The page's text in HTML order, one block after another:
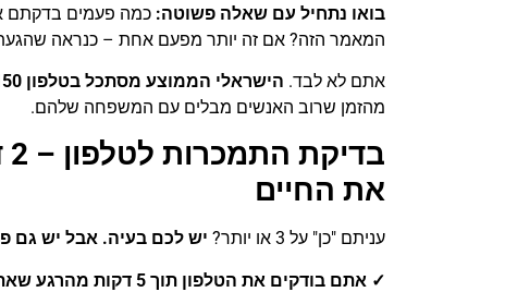
בואו נתחיל עם שאלה פשוטה: כמה פעמים בדקתם
המאמר הזה? אם זה יותר מפעם אחת – כנראה
אתם לא לבד. הישראלי הממוצע מסתכל בטלפון150 פעם
מהזמן שרוב האנשים מבלים עם המשפחה שלהם.
את החיים
עניתם "כן" על 3 או יותר? יש לכם בעיה. אבל יש גם
✓ אתם בודקים את הטלפון תוך 5 דקות מהרגע שאתם מתעוררים?